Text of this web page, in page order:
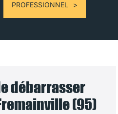
PROFESSIONNEL
débarrasser
(95)